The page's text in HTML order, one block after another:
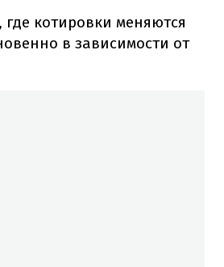
где котировки меняются
в зависимости от